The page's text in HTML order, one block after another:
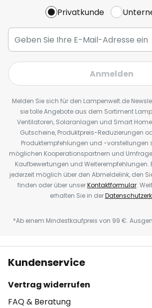
Privatkunde
Anmelden
Melden Sie sich für den Lampenwelt.de
sie tolle Angebote aus dem Sortiment
Ventilatoren, Solaranlagen und Smart
Gutscheine, Produktpreis-Reduzierungen
Produktempfehlungen und -vorstellungen
möglichen Kooperationspartnern und
Kaufbewertungen und Weiterempfehlungen.
jederzeit möglich über den Abmeldelink, den
finden oder über unserKontaktformular.
erhalten Sie in der
*Ab einem Mindestkaufpreis von 99 €.
Kundenservice
Vertrag widerrufen
FAQ & Beratung